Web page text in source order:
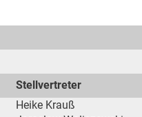
Stellvertreter
Heike Krauß